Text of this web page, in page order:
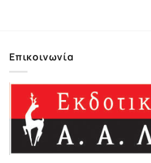
Επικοινωνία